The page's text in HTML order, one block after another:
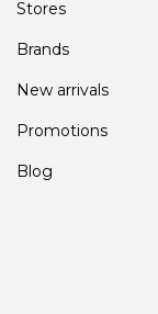
Stores
Brands
New arrivals
Promotions
Blog